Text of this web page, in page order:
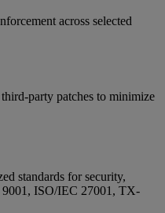
across selected
party patches to minimize
standards for security,
ISO/IEC 27001, TX-